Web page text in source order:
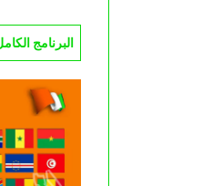
البرنامج الكامل